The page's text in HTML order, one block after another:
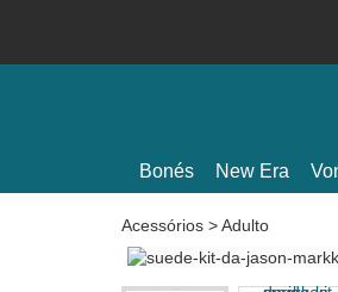
Bonés New Era
Acessórios >Adulto